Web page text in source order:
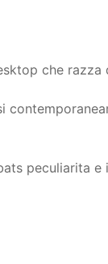
che
peculiarita